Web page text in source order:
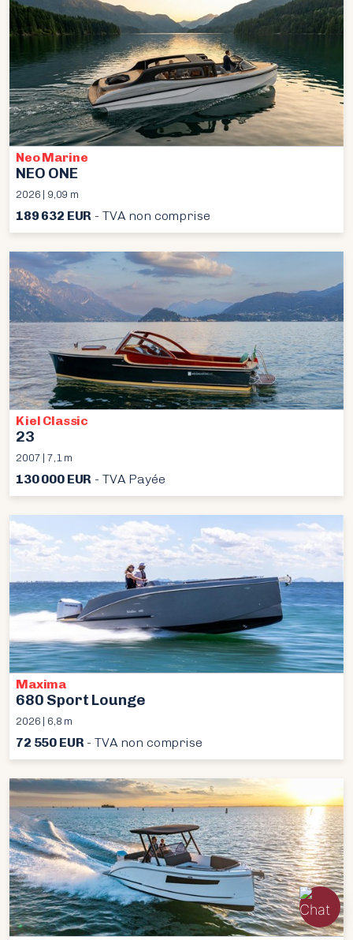
Neo Marine
NEO ONE
2026 | 9,09 m
189 632 EUR - TVA non comprise
Kiel Classic
23
2007 | 7,1 m
130 000 EUR - TVA Payée
Maxima
680 Sport Lounge
2026 | 6,8 m
72 550 EUR- TVA non comprise